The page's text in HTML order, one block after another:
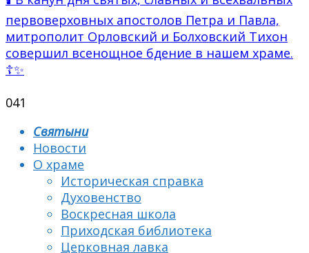
первоверховных апостолов Петра и Павла,
митрополит Орловский и Болховский Тихон
совершил всенощное бдение в нашем храме.
☦✨
041
Святыни
Новости
О храме
Историческая справка
Духовенство
Воскресная школа
Приходская библиотека
Церковная лавка